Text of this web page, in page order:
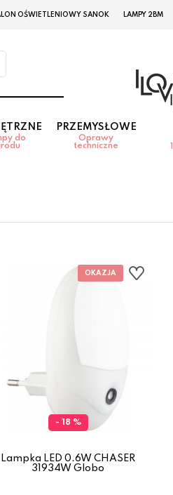
OŚWIETLENIOWY SANOK LAMPY 2BM
do
PRZEMYSŁOWE
Oprawy
techniczne
- 18 %
Lampka LED 0.6W CHASER
31934W Globo